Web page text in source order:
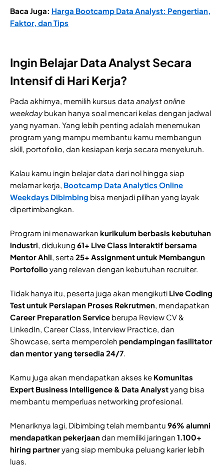
Baca Juga: Harga Bootcamp Data Analyst: Pengertian,
Faktor, dan Tips
Ingin Belajar Data Analyst Secara
Intensif di Hari Kerja?
Pada akhirnya, memilih kursus data analystonline
weekdaybukan hanya soal mencari kelas dengan jadwal
yang nyaman. Yang lebih penting adalah menemukan
program yang mampu membantu kamu membangun
skill, portofolio, dan kesiapan kerja secara menyeluruh.
Kalau kamu ingin belajar data dari nol hingga siap
melamar kerja, Bootcamp Data Analytics Online
Weekdays Dibimbing bisa menjadi pilihan yang layak
dipertimbangkan.
Program ini menawarkan kurikulum berbasis kebutuhan
industri, didukung 61+ Live Class Interaktif bersama
Mentor Ahli, serta 25+ Assignment untuk Membangun
Portofolioyang relevan dengan kebutuhan recruiter.
Tidak hanya itu, peserta juga akan mengikuti Live Coding
Test untuk Persiapan Proses Rekrutmen, mendapatkan
Career Preparation Service berupa Review CV &
LinkedIn, Career Class, Interview Practice, dan
Showcase, serta memperoleh pendampingan fasilitator
dan mentor yang tersedia 24/7.
Kamu juga akan mendapatkan akses ke Komunitas
Expert Business Intelligence & Data Analystyang bisa
membantu memperluas networking profesional.
Menariknya lagi, Dibimbing telah membantu 96% alumni
mendapatkan pekerjaandan memiliki jaringan 1.100+
hiring partneryang siap membuka peluang karier lebih
luas.